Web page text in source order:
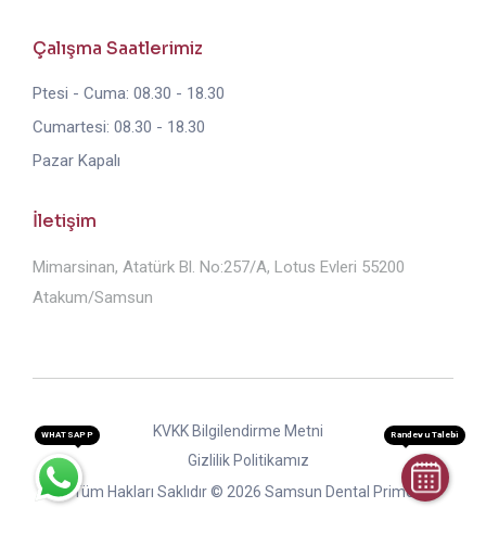
Çalışma Saatlerimiz
Ptesi - Cuma: 08.30 - 18.30
Cumartesi: 08.30 - 18.30
Pazar Kapalı
İletişim
Mimarsinan, Atatürk Bl. No:257/A, Lotus Evleri 55200
Atakum/Samsun
Tüm Hakları Saklıdır © 2026 Samsun Dental Prime
KVKK Bilgilendirme Metni
Gizlilik Politikamız
WHATSAPP Randevu Talebi